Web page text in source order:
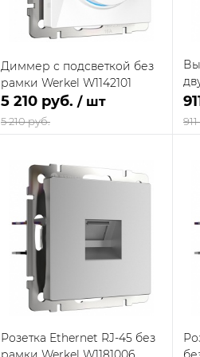
Диммер с подсветкой без
рамки Werkel W1142101
5 210 руб. / шт
5 210 руб.
В корзину
Купить в 1
клик
В избранное
В наличии
на складе
Розетка Ethernet RJ-45 без